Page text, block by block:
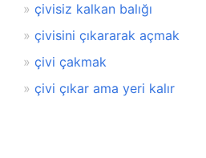
çivisiz kalkan balığı
çivisini çıkararak açmak
çivi çakmak
çivi çıkar ama yeri kalır